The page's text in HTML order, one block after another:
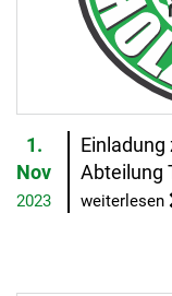
1.
Nov
2023
Abteilung
weiterlesen